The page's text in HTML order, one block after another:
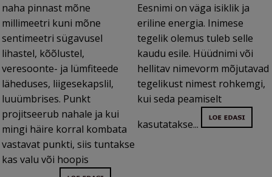
naha pinnast mõne
millimeetri kuni mõne
sentimeetri sügavusel
lihastel, kõõlustel,
veresoonte- ja lümfiteede
läheduses, liigesekapslil,
luuümbrises. Punkt
projitseerub nahale ja kui
mingi häire korral kombata
vastavat punkti, siis tuntakse
kas valu või hoopis
Eesnimi on väga isiklik ja
eriline energia. Inimese
tegelik olemus tuleb selle
kaudu esile. Hüüdnimi või
hellitav nimevorm mõjutavad
tegelikust nimest rohkemgi,
kui seda peamiselt
kasutatakse...